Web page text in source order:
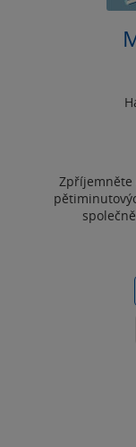
Zpříjemněte